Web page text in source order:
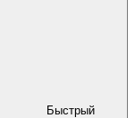
Быстрый